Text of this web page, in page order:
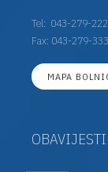
Tel: 043-279-222
Fax: 043-279-333
MAPA
OBAVIJESTI